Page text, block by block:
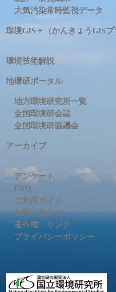
大気汚染常時監視データ
環境GIS＋（かんきょうGISプ
環境技術解説
地環研ポータル
地方環境研究所一覧
全国環境研会誌
全国環境研協議会
アーカイブ
アンケート
FAQ
ご利用ガイド
お問い合わせ
著作権・リンク
プライバシーポリシー